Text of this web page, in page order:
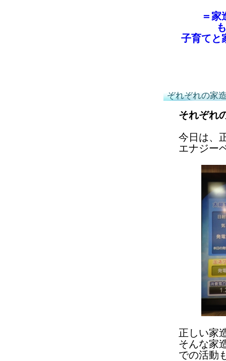
＝家
子育てと
ぞれぞれの家
それぞれ
今日は、
エナジー
正しい家
そんな家
での活動